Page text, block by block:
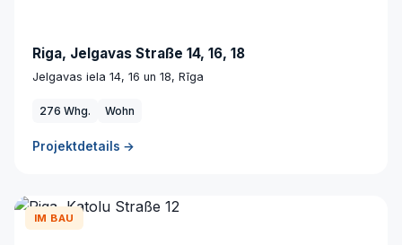
Riga, Jelgavas Straße 14, 16, 18
Jelgavas iela 14, 16 un 18, Rīga
276 Whg. Wohn
Projektdetails →
IM BAU